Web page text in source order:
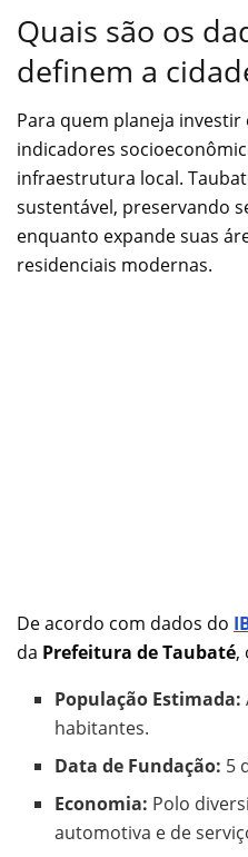
Quais são os
definem a
Para quem planeja
indicadores
infraestrutura local.
sustentável, preservando
enquanto expande suas
residenciais modernas.
De acordo com dados do
da Prefeitura de Taubaté,
População Estimada:
habitantes.
Data de Fundação: 5
Economia: Polo
automotiva e de